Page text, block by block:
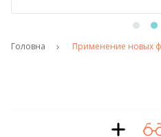
Головна Применение новых